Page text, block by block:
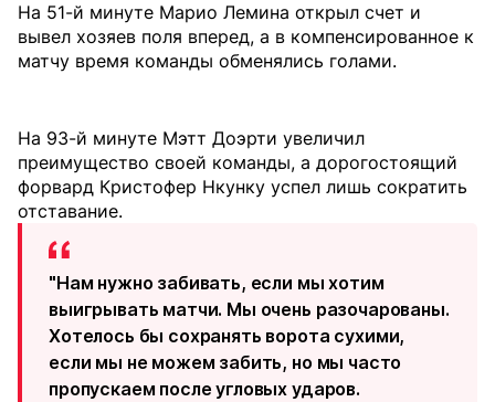
На 51-й минуте Марио Лемина открыл счет и
вывел хозяев поля вперед, а в компенсированное к
матчу время команды обменялись голами.
На 93-й минуте Мэтт Доэрти увеличил
преимущество своей команды, а дорогостоящий
форвард Кристофер Нкунку успел лишь сократить
отставание.
"Нам нужно забивать, если мы хотим
выигрывать матчи. Мы очень разочарованы.
Хотелось бы сохранять ворота сухими,
если мы не можем забить, но мы часто
пропускаем после угловых ударов.